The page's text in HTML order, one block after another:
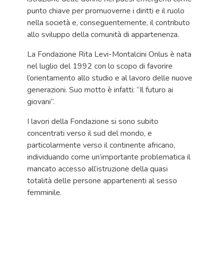
punto chiave per promuoverne i diritti e il ruolo
nella società e, conseguentemente, il contributo
allo sviluppo della comunità di appartenenza.
La Fondazione Rita Levi-Montalcini Onlus è nata
nel luglio del 1992 con lo scopo di favorire
l’orientamento allo studio e al lavoro delle nuove
generazioni. Suo motto è infatti: “Il futuro ai
giovani”.
I lavori della Fondazione si sono subito
concentrati verso il sud del mondo, e
particolarmente verso il continente africano,
individuando come un’importante problematica il
mancato accesso all’istruzione della quasi
totalità delle persone appartenenti al sesso
femminile.